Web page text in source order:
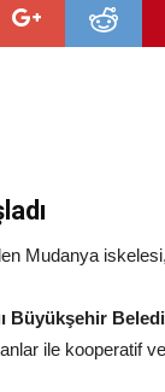
Mudanya
Büyükşehir
ile kooperatif